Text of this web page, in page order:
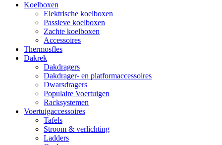
Koelboxen
Elektrische koelboxen
Passieve koelboxen
Zachte koelboxen
Accessoires
Thermosfles
Dakrek
Dakdragers
Dakdrager- en platformaccessoires
Dwarsdragers
Populaire Voertuigen
Racksystemen
Voertuigaccessoires
Tafels
Stroom & verlichting
Ladders